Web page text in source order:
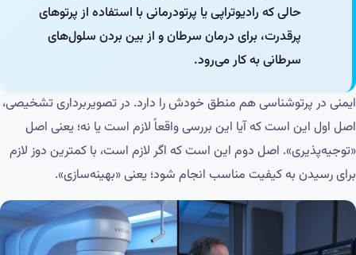
حالی که رادیوتراپی یا پرتودرمانی با استفاده از پرتوهای
پرقدرت، برای درمان سرطان و از بین بردن سلول‌های
سرطانی به کار می‌رود.
ایمنی در پرتوشناسی هم منطق خودش را دارد. در تصویربرداری تشخیصی،
اصل اول این است که آیا این بررسی واقعاً لازم است یا نه؛ یعنی اصل
«توجیه‌پذیری». اصل دوم این است که اگر لازم است، با کمترین دوز لازم
برای رسیدن به کیفیت مناسب انجام شود؛ یعنی «بهینه‌سازی».